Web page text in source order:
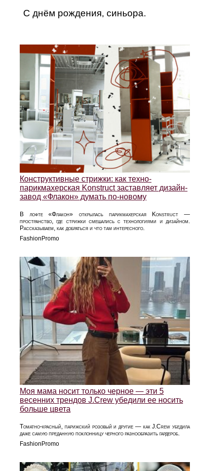
С днём рождения, синьора.
Конструктивные стрижки: как техно-
парикмахерская Konstruct заставляет дизайн-
завод «Флакон» думать по-новому
В лофте «Флакон» открылась парикмахерская Konstruct —
пространство, где стрижки смешались с технологиями и дизайном.
Рассказываем, как добраться и что там интересного.
FashionPromo
Моя мама носит только черное — эти 5
весенних трендов J.Crew убедили ее носить
больше цвета
Томатно-красный, парижский розовый и другие — как J.Crew убедила
даже самую преданную поклонницу черного разнообразить гардероб.
FashionPromo